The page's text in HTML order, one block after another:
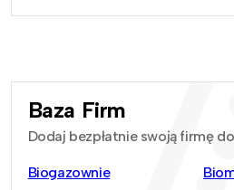
Baza Firm
Dodaj bezpłatnie swoją firmę
Biogazownie